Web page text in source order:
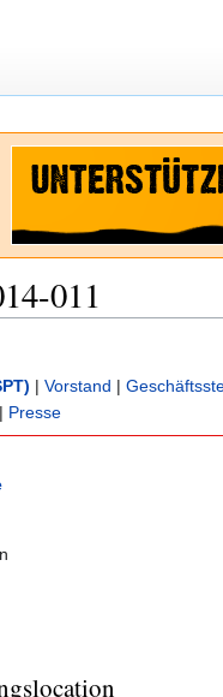
011
| Vorstand |
| Presse